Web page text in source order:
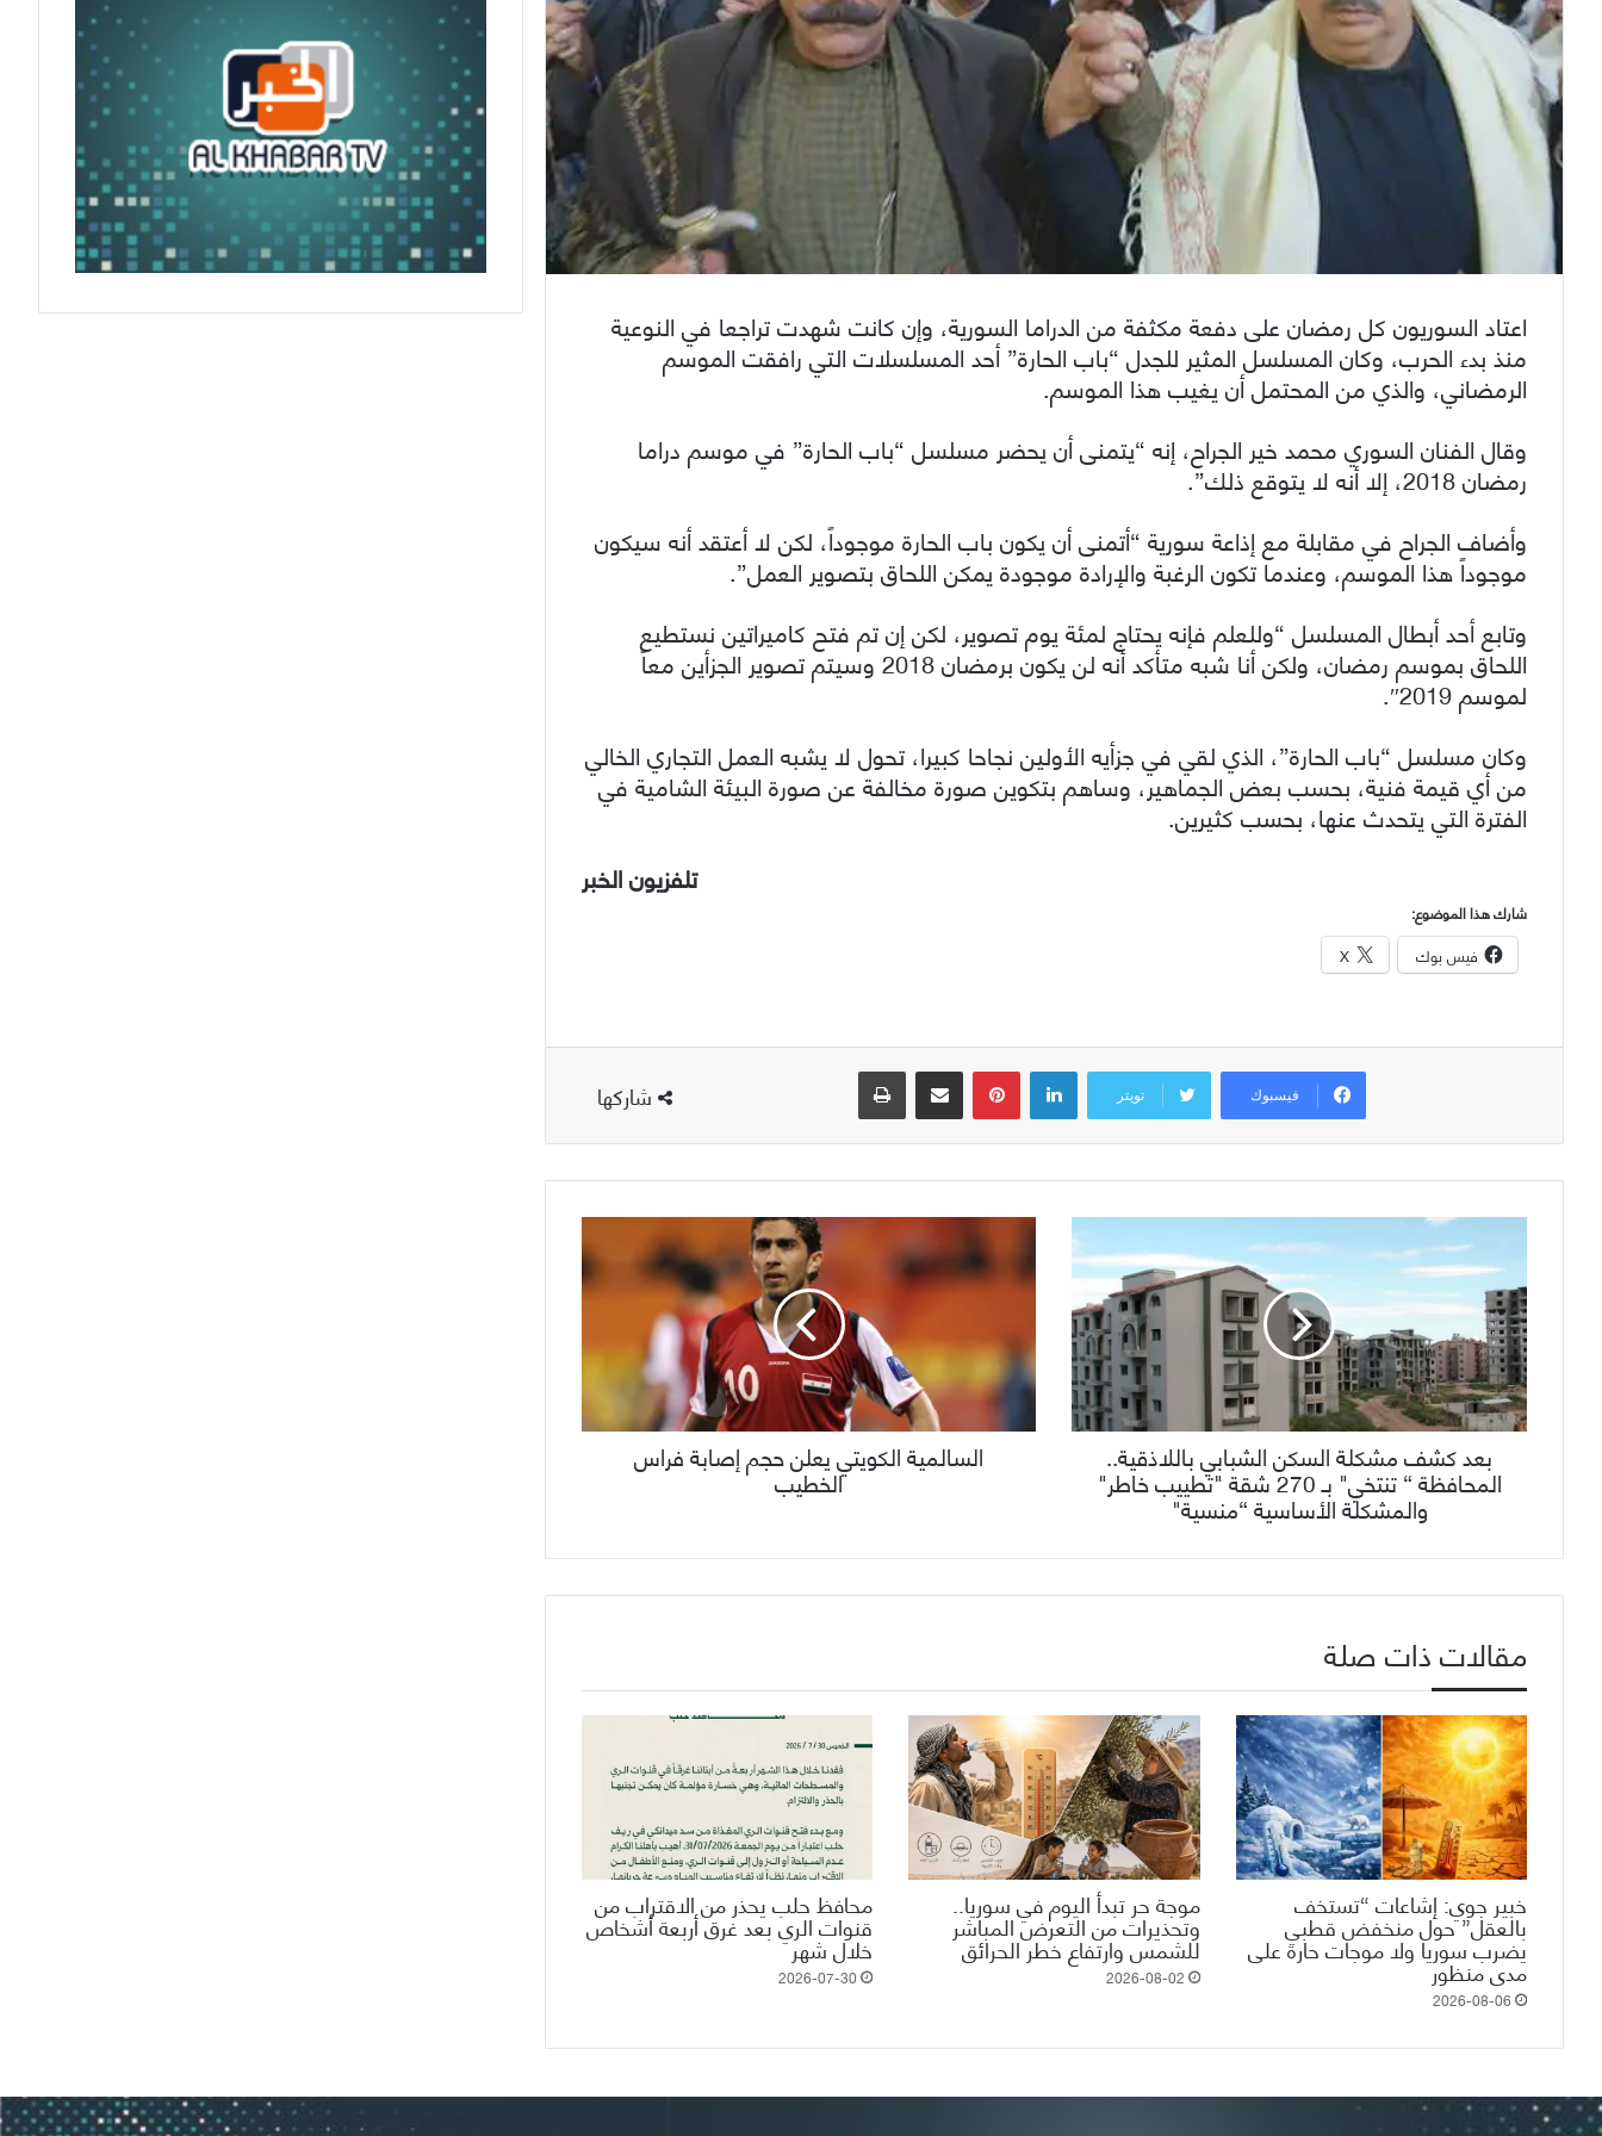
اعتاد السوريون كل رمضان على دفعة مكثفة من الدراما السورية، وإن كانت شهدت تراجعا في النوعية
منذ بدء الحرب، وكان المسلسل المثير للجدل “باب الحارة” أحد المسلسلات التي رافقت الموسم
الرمضاني، والذي من المحتمل أن يغيب هذا الموسم.
وقال الفنان السوري محمد خير الجراح، إنه “يتمنى أن يحضر مسلسل “باب الحارة” في موسم دراما
رمضان 2018، إلا أنه لا يتوقع ذلك”.
وأضاف الجراح في مقابلة مع إذاعة سورية “أتمنى أن يكون باب الحارة موجوداً، لكن لا أعتقد أنه سيكون
موجوداً هذا الموسم، وعندما تكون الرغبة والإرادة موجودة يمكن اللحاق بتصوير العمل”.
وتابع أحد أبطال المسلسل “وللعلم فإنه يحتاج لمئة يوم تصوير، لكن إن تم فتح كاميراتين نستطيع
اللحاق بموسم رمضان، ولكن أنا شبه متأكد أنه لن يكون برمضان 2018 وسيتم تصوير الجزأين معاً
لموسم 2019″.
وكان مسلسل “باب الحارة”، الذي لقي في جزأيه الأولين نجاحا كبيرا، تحول لا يشبه العمل التجاري الخالي
من أي قيمة فنية، بحسب بعض الجماهير، وساهم بتكوين صورة مخالفة عن صورة البيئة الشامية في
الفترة التي يتحدث عنها، بحسب كثيرين.
تلفزيون الخبر
شارك هذا الموضوع:
فيس بوك X
شاركها فيسبوك تويتر
لينكدإن بينتيريست مشاركة عبر البريد طباعة
بعد كشف مشكلة السكن الشبابي باللاذقية..
المحافظة “ تنتخي" بـ 270 شقة "تطييب خاطر"
والمشكلة الأساسية “منسية"
السالمية الكويتي يعلن حجم إصابة فراس
الخطيب
مقالات ذات صلة
خبير جوي: إشاعات “تستخف
بالعقل” حول منخفض قطبي
يضرب سوريا ولا موجات حارة على
مدى منظور
2026-08-06
موجة حر تبدأ اليوم في سوريا..
وتحذيرات من التعرض المباشر
للشمس وارتفاع خطر الحرائق
2026-08-02
محافظ حلب يحذر من الاقتراب من
قنوات الري بعد غرق أربعة أشخاص
خلال شهر
2026-07-30